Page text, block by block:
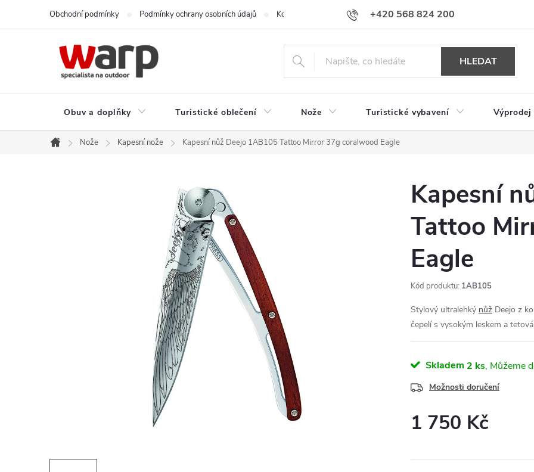
+420 568 824 200
Obchodní podmínky Podmínky ochrany osobních údajů Kontakty Doprava a platba Hodnocení obchodu
HLEDAT
Obuv a doplňky Turistické oblečení Nože Turistické vybavení Výprodej
Domů
Nože Kapesní nože Kapesní nůž Deejo 1AB105 Tattoo Mirror 37g coralwood Eagle
Kapesní
Tattoo
Eagle
Kód produktu: 1AB105
Stylový ultralehký nůž Deejo z
čepelí s vysokým leskem a
Skladem 2 ks
Možnosti doručení
1 750 Kč